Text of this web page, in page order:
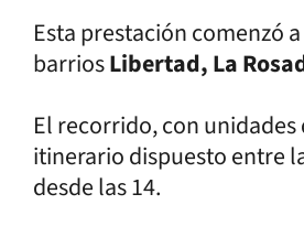
Esta prestación comenzó
barriosLibertad, La
El recorrido, con
itinerario dispuesto entre
desde las 14.